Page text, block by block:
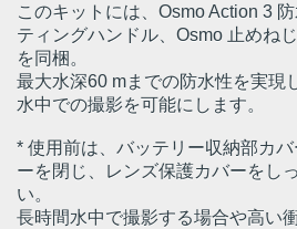
このキットには、Osmo Action 3
ティングハンドル、Osmo 止めね
を同梱。
最大水深60 mまでの防水性を実現
水中での撮影を可能にします。
* 使用前は、バッテリー収納部カ
ーを閉じ、レンズ保護カバーをし
い。
長時間水中で撮影する場合や高い